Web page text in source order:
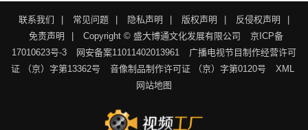
联系我们 | 常见问题 | 隐私声明 | 版权声明 | 反侵权声明
|
免责声明
| Copyright © 盛大博通文化发展有限公司
京ICP备
17010623号-3
网安备案11011402013961
广播电视节目制作经营许可
证 （京）字第13362号
音像制品制作许可证 （京）字第0120号
XML
网站地图